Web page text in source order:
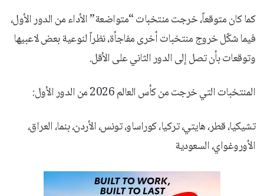
كما كان متوقعاً، خرجت منتخبات “متواضعة” الأداء من الدور الأول،
فيما شكّل خروج منتخبات أخرى مفاجأة، نظراً لنوعية بعض لاعبيها
وتوقعات بأن تصل إلى الدور الثاني على الأقل.
المنتخبات التي خرجت من كأس العالم 2026 من الدور الأول:
تشيكيا، قطر، هايتي، تركيا، كوراساو، تونس، الأردن، بنما، العراق،
الأوروغواي، السعودية